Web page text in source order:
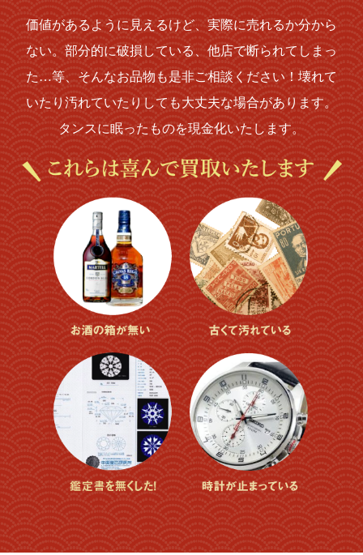
価値があるように見えるけど、実際に売れるか分から
ない。部分的に破損している、他店で断られてしまっ
た…等、そんなお品物も是非ご相談ください！壊れて
いたり汚れていたりしても大丈夫な場合があります。
タンスに眠ったものを現金化いたします。